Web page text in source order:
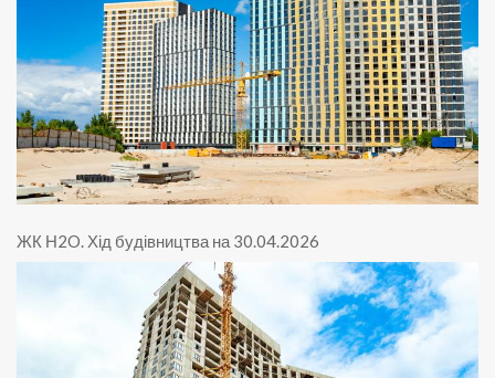
ЖК Н2O. Хід будівництва на 30.04.2026